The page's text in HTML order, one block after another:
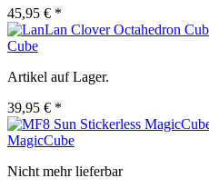
45,95 € *
Cube
Artikel auf Lager.
39,95 € *
MagicCube
Nicht mehr lieferbar